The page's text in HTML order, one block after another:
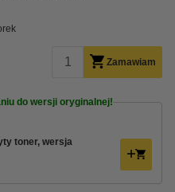
Zamawiam
do wersji oryginalnej!
toner, wersja